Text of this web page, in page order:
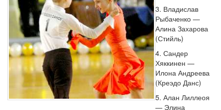
3. Владислав
Рыбаченко —
Алина Захарова
(Стийль)
4. Сандер
Хяккинен —
Илона Андреева
(Креэдо Данс)
5. Алан Лиллеоя
— Элина